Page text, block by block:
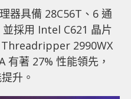
器具備 28C56T、6 通
採用 Intel C621 晶片
Threadripper 2990WX
有著 27% 性能領先，
升。